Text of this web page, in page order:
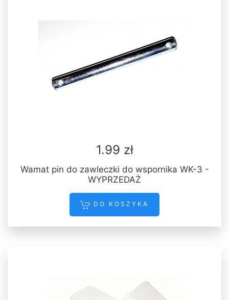
1.99 zł
Wamat pin do zawleczki do wspornika WK-3 -
WYPRZEDAŻ
DO KOSZYKA